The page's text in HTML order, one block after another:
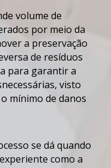
volume de
por meio da
a preservação
de resíduos
para garantir a
visto
mínimo de danos
se dá quando
como a